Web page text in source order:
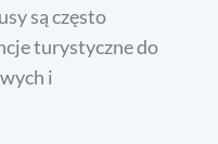
są często
turystyczne do
i